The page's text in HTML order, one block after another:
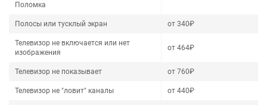
Поломка
Полосы или тусклый экран от 340₽
Телевизор не включается или нет
изображения
от 464₽
Телевизор не показывает от 760₽
Телевизор не "ловит" каналы от 440₽